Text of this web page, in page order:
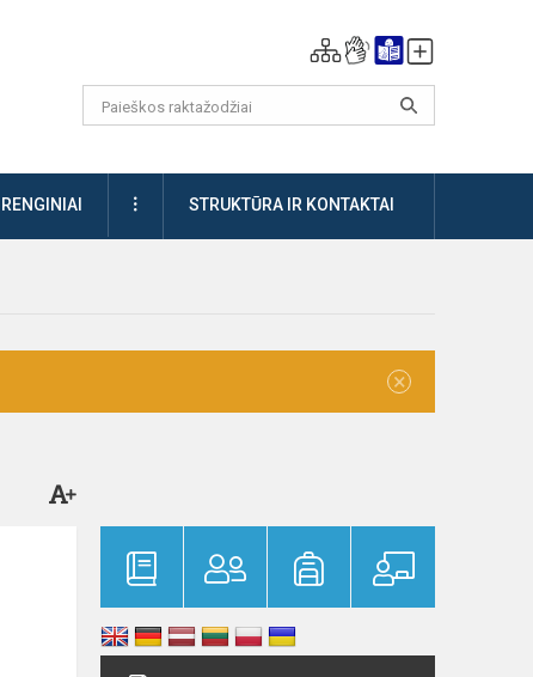
RENGINIAI DAUGIAUSTRUKTŪRA IR KONTAKTAI
×